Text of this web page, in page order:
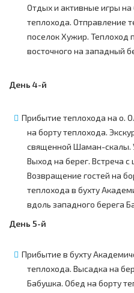
Отдых и активные игры
теплохода. Отправление
поселок Хужир. Теплоход
восточного на западный
День 4-й
Прибытие теплохода на о.
на борту теплохода.
священной Шаман-скалы.
Выход на берег. Встреча
Возвращение гостей на
теплохода в бухту
вдоль западного берега
День 5-й
Прибытие в бухту
теплохода. Высадка на
Бабушка. Обед на борту